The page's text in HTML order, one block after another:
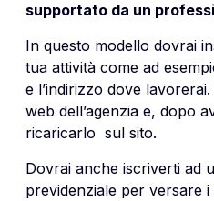
supportato da un
In questo modello dovrai
tua attività come ad
e l’indirizzo dove
web dell’agenzia e, dopo
ricaricarlo sul sito.
Dovrai anche iscriverti ad
previdenziale per versare